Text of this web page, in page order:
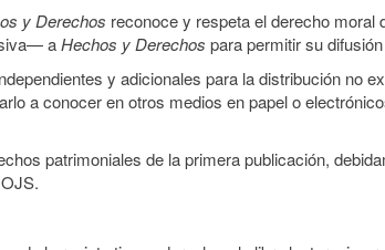
y Derechos reconoce y respeta el derecho moral
aHechos y Derechos para permitir su
y adicionales para la distribución no
a conocer en otros medios en papel o
patrimoniales de la primera publicación,